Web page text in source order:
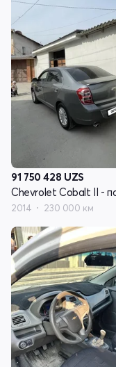
91 750 428 UZS
2014 230 000 км